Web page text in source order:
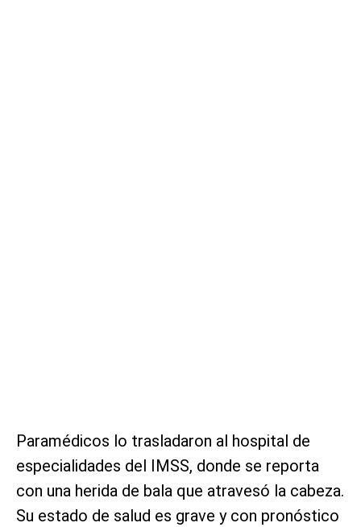
Paramédicos lo trasladaron al hospital de
especialidades del IMSS, donde se reporta
con una herida de bala que atravesó la cabeza.
Su estado de salud es grave y con pronóstico